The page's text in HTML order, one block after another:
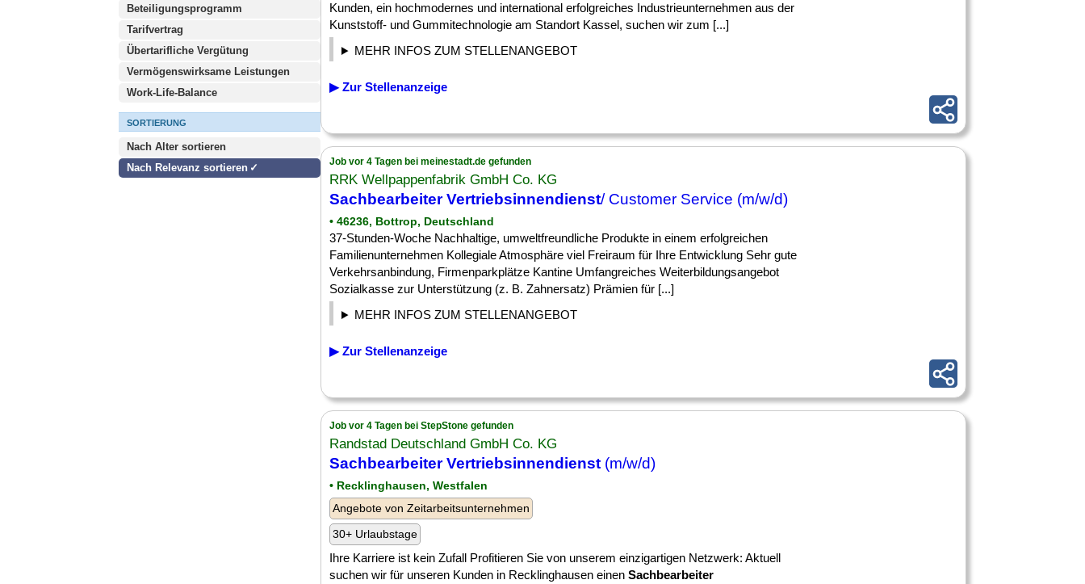
Beteiligungsprogramm
Tarifvertrag
Übertarifliche Vergütung
Vermögenswirksame Leistungen
Work-Life-Balance
SORTIERUNG
Nach Alter sortieren
Nach Relevanz sortieren
Kunden, ein hochmodernes und international erfolgreiches Industrieunternehmen aus der
Kunststoff- und Gummitechnologie am Standort Kassel, suchen wir zum [...]
MEHR INFOS ZUM STELLENANGEBOT
▶ Zur Stellenanzeige
Job vor 4 Tagen bei meinestadt.de gefunden
RRK Wellpappenfabrik GmbH Co. KG
Sachbearbeiter Vertriebsinnendienst/ Customer Service (m/w/d)
• 46236, Bottrop, Deutschland
37-Stunden-Woche Nachhaltige, umweltfreundliche Produkte in einem erfolgreichen
Familienunternehmen Kollegiale Atmosphäre viel Freiraum für Ihre Entwicklung Sehr gute
Verkehrsanbindung, Firmenparkplätze Kantine Umfangreiches Weiterbildungsangebot
Sozialkasse zur Unterstützung (z. B. Zahnersatz) Prämien für [...]
MEHR INFOS ZUM STELLENANGEBOT
▶ Zur Stellenanzeige
Job vor 4 Tagen bei StepStone gefunden
Randstad Deutschland GmbH Co. KG
Sachbearbeiter Vertriebsinnendienst (m/w/d)
• Recklinghausen, Westfalen
Angebote von Zeitarbeitsunternehmen
30+ Urlaubstage
Ihre Karriere ist kein Zufall Profitieren Sie von unserem einzigartigen Netzwerk: Aktuell
suchen wir für unseren Kunden in Recklinghausen einen Sachbearbeiter